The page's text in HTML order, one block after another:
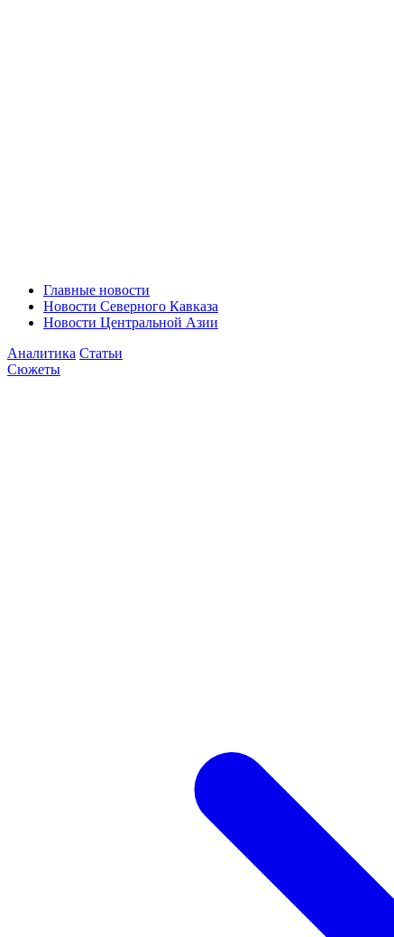
Главные новости
Новости Северного Кавказа
Новости Центральной Азии
Аналитика Статьи
Сюжеты